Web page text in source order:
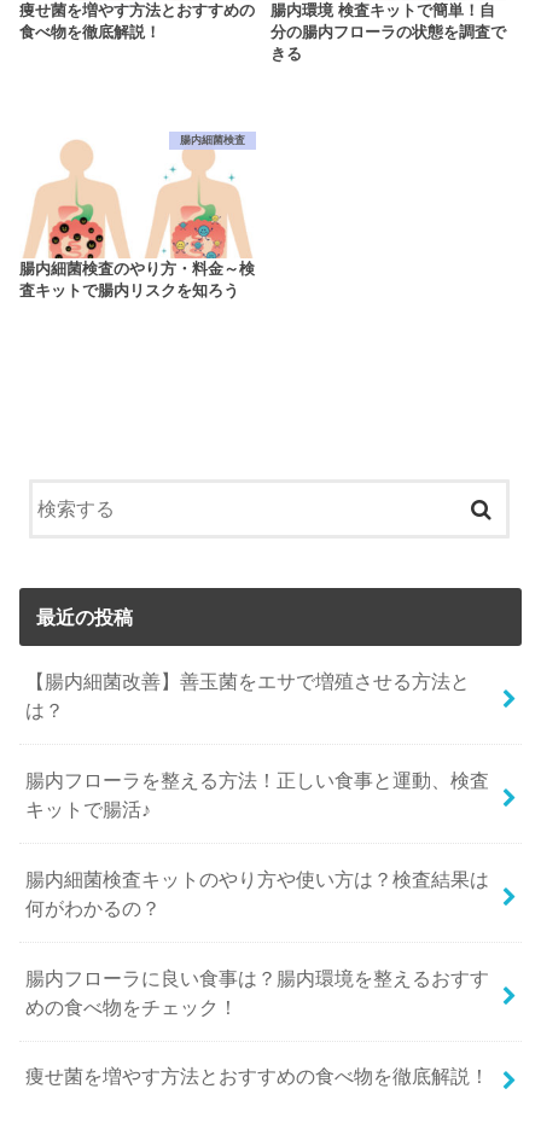
痩せ菌を増やす方法とおすすめの
食べ物を徹底解説！
腸内環境 検査キットで簡単！自
分の腸内フローラの状態を調査で
きる
腸内細菌検査
腸内細菌検査のやり方・料金～検
査キットで腸内リスクを知ろう
最近の投稿
【腸内細菌改善】善玉菌をエサで増殖させる方法と
は？
腸内フローラを整える方法！正しい食事と運動、検査
キットで腸活♪
腸内細菌検査キットのやり方や使い方は？検査結果は
何がわかるの？
腸内フローラに良い食事は？腸内環境を整えるおすす
めの食べ物をチェック！
痩せ菌を増やす方法とおすすめの食べ物を徹底解説！